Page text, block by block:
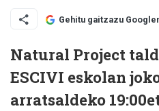
Gehitu gaitzazu
Natural Project
ESCIVI eskolan
arratsaldeko